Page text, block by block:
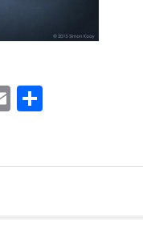
Email